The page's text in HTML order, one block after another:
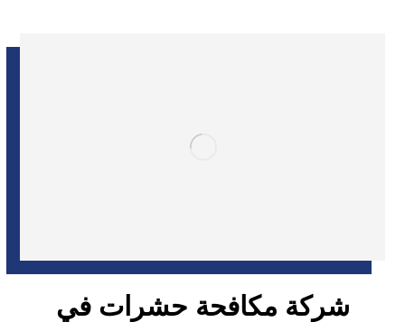
شركة مكافحة حشرات في